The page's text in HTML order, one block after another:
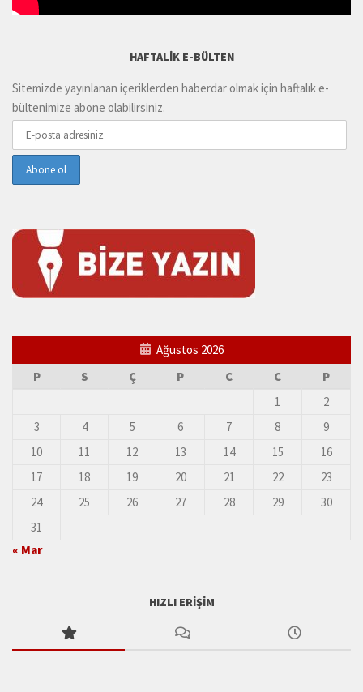
HAFTALIK E-BÜLTEN
Sitemizde yayınlanan içeriklerden haberdar olmak için haftalık e-
bültenimize abone olabilirsiniz.
Ağustos 2026
P
S Ç P C C
P
1
2
3
4 5 6 7 8
9
10
11 12 13 14 15
16
17
18 19 20 21 22
23
24
25 26 27 28 29
30
31
« Mar
HIZLI ERIŞIM